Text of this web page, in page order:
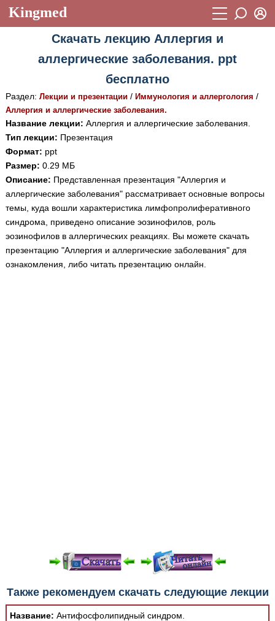
Kingmed
Учебный материал
Видеогалерея 899
Истории болезней 1268
Лекции и презентации
Аккредитационные тесты
Методические рекомендации 1050
Научно-популярное
Статьи
Новости
Восстановить пароль
Регистрация
Скачать лекцию Аллергия и
аллергические заболевания. ppt
бесплатно
Раздел: Лекции и презентации/ Иммунология и аллергология /
Аллергия и аллергические заболевания.
Название лекции: Аллергия и аллергические заболевания.
Тип лекции: Презентация
Формат: ppt
Размер: 0.29 МБ
Описание: Представленная презентация "Аллергия и
аллергические заболевания" рассматривает основные вопросы
темы, куда вошли характеристика лимфопролиферативного
синдрома, приведено описание эозинофилов, роль
эозинофилов в аллергических реакциях. Вы можете скачать
презентацию "Аллергия и аллергические заболевания" для
ознакомления, либо читать презентацию онлайн.
При просмотре в режиме "Читать онлайн" возможны
различные ошибки отображения документа в результате
отсутствия поддержки Вашим браузером шрифтов и
Также рекомендуем скачать следующие лекции
Название: Антифосфолипидный синдром.